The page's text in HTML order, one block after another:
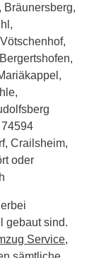
Bräunersberg,
Crailsheim,
oder
gebaut sind.
Service,